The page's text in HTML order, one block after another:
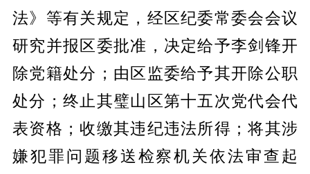
法》等有关规定，经区纪委常委会会议
研究并报区委批准，决定给予李剑锋开
除党籍处分；由区监委给予其开除公职
处分；终止其璧山区第十五次党代会代
表资格；收缴其违纪违法所得；将其涉
嫌犯罪问题移送检察机关依法审查起